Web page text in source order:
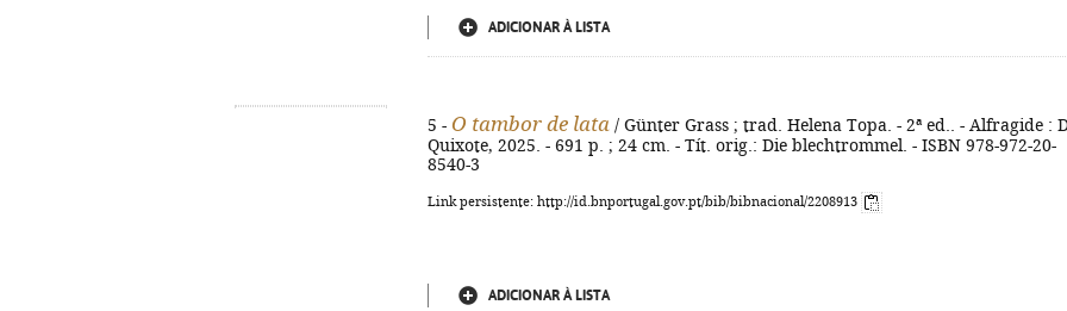
ADICIONAR À LISTA
5 - O tambor de lata / Günter Grass ; trad. Helena Topa. - 2ª ed.. - Alfragide :
Quixote, 2025. - 691 p. ; 24 cm. - Tít. orig.: Die blechtrommel. - ISBN 978-972-20-
8540-3
Link persistente: http://id.bnportugal.gov.pt/bib/bibnacional/2208913
ADICIONAR À LISTA